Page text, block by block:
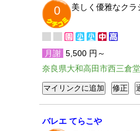
0 美しく優雅なク
月謝 5,500 円～
奈良県大和高田市西三倉
バレエ てらこや